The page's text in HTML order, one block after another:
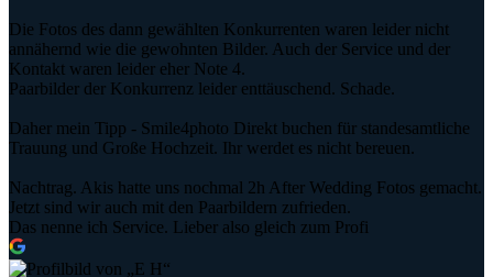
Die Fotos des dann gewählten Konkurrenten waren leider nicht
annähernd wie die gewohnten Bilder. Auch der Service und der
Kontakt waren leider eher Note 4.
Paarbilder der Konkurrenz leider enttäuschend. Schade.
Daher mein Tipp - Smile4photo Direkt buchen für standesamtliche
Trauung und Große Hochzeit. Ihr werdet es nicht bereuen.
Nachtrag. Akis hatte uns nochmal 2h After Wedding Fotos gemacht.
Jetzt sind wir auch mit den Paarbildern zufrieden.
Das nenne ich Service. Lieber also gleich zum Profi